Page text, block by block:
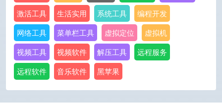
激活工具
生活实用 系统工具
编程开发
网络工具
菜单栏工具 虚拟定位
虚拟机
视频工具
视频软件 解压工具
远程服务
远程软件
音乐软件 黑苹果